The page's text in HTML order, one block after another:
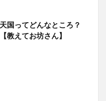
天国ってどんなところ？
【教えてお坊さん】